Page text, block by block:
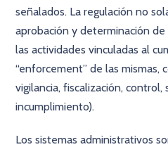
señalados. La regulación no
aprobación y determinación
las actividades vinculadas al
“enforcement” de las mismas,
vigilancia, fiscalización, control,
incumplimiento).
Los sistemas administrativos